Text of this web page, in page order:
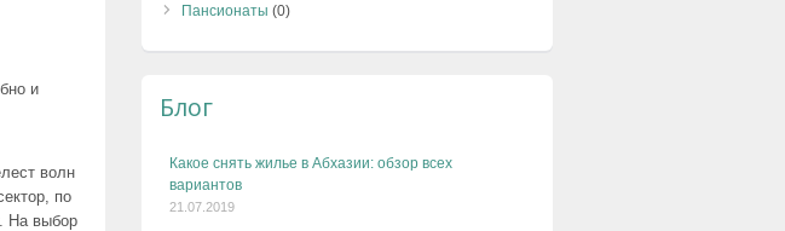
и
волн
по
На выбор
Пансионаты (0)
Блог
Какое снять жилье в Абхазии: обзор всех
вариантов
21.07.2019